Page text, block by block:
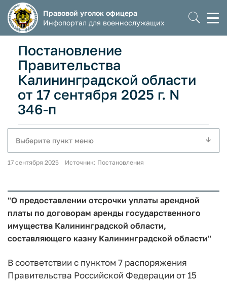
Правовой уголок офицера
Инфопортал для военнослужащих
Постановление
Правительства
Калининградской области
от 17 сентября 2025 г. N
346-п
Выберите пункт меню
17 сентября 2025 Источник: Постановления
"О предоставлении отсрочки уплаты арендной
платы по договорам аренды государственного
имущества Калининградской области,
составляющего казну Калининградской области"
В соответствии с пунктом 7 распоряжения
Правительства Российской Федерации от 15